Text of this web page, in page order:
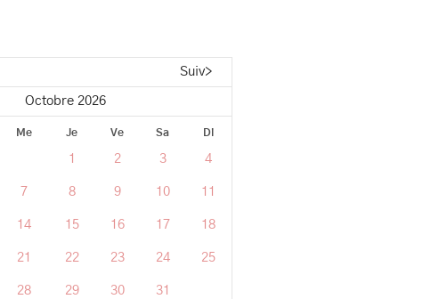
Suiv>
Octobre 2026
Me Je Ve Sa Di
1 2 3 4
7 8 9 10 11
14 15 16 17 18
21 22 23 24 25
28 29 30 31